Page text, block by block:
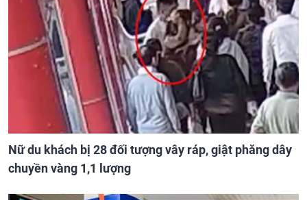
Nữ du khách bị 28 đối tượng vây ráp, giật phăng dây
chuyền vàng 1,1 lượng